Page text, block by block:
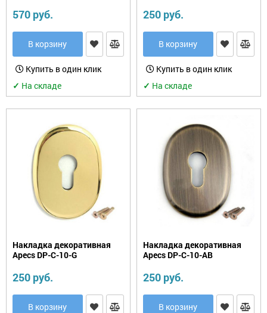
570 руб.
В корзину
Купить в один клик
✓ На складе
250 руб.
В корзину
Купить в один клик
✓ На складе
Накладка декоративная
Apecs DP-C-10-G
250 руб.
В корзину
Накладка декоративная
Apecs DP-C-10-AB
250 руб.
В корзину